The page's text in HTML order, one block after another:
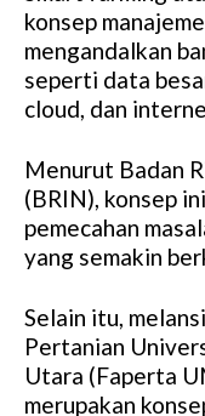
konsep
mengandalkan
seperti data
cloud, dan
Menurut Badan
(BRIN), konsep
pemecahan
yang semakin
Selain itu,
Pertanian
Utara (Faperta
merupakan